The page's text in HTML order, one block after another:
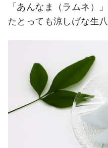
「あんなま（ラムネ）
たとっても涼しげな生八